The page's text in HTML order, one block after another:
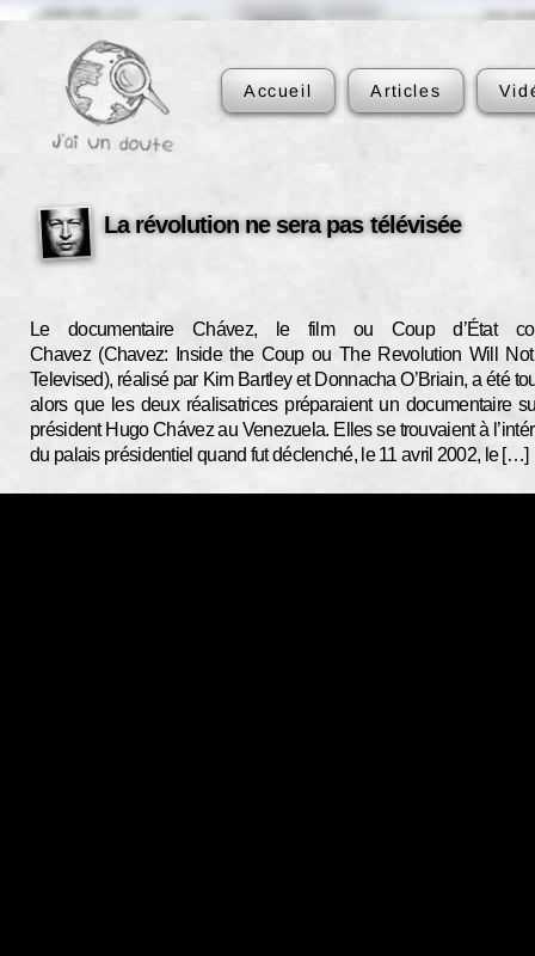
Accueil Articles
La révolution ne sera pas télévisée
Le documentaire Chávez, le film ou Coup d’État
Chavez (Chavez: Inside the Coup ou The Revolution Will
Televised), réalisé par Kim Bartley et Donnacha O’Briain, a été
alors que les deux réalisatrices préparaient un documentaire
président Hugo Chávez au Venezuela. Elles se trouvaient à
du palais présidentiel quand fut déclenché, le 11 avril 2002, le […]